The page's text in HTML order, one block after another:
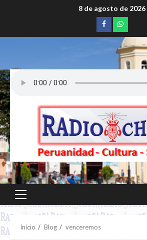
8 de agosto de 2026
Facebookwhatsapp
Menú
principal
Inicio Blog venceremos